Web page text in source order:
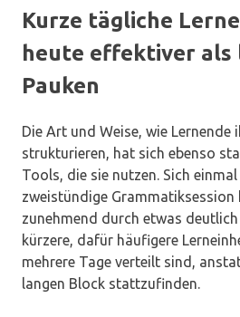
Kurze tägliche
heute effektiver als
Pauken
Die Art und Weise, wie Lernende
strukturieren, hat sich ebenso
Tools, die sie nutzen. Sich
zweistündige Grammatiksession
zunehmend durch etwas
kürzere, dafür häufigere
mehrere Tage verteilt sind,
langen Block stattzufinden.